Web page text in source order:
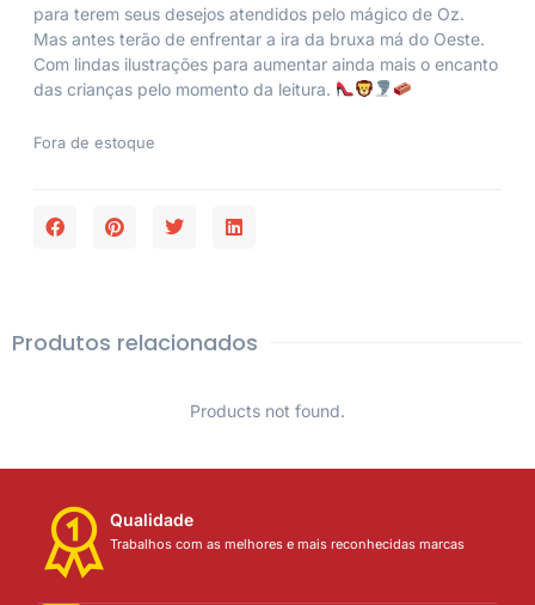
para terem seus desejos atendidos pelo mágico de Oz.
Mas antes terão de enfrentar a ira da bruxa má do Oeste.
Com lindas ilustrações para aumentar ainda mais o encanto
das crianças pelo momento da leitura.
Fora de estoque
Produtos relacionados
Products not found.
Qualidade
Trabalhos com as melhores e mais reconhecidas marcas